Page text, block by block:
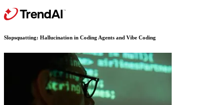
Slopsquatting: Hallucination in Coding Agents and Vibe Coding